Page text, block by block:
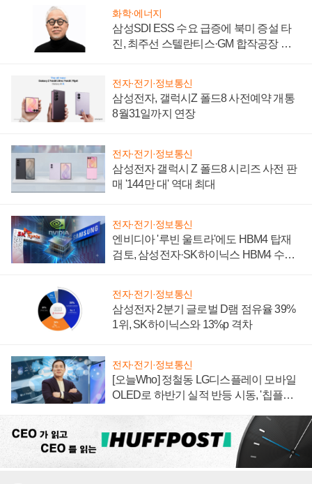
화학·에너지
삼성SDI ESS 수요 급증에 북미 증설 타
진, 최주선 스텔란티스·GM 합작공장 건
전자·전기·정보통신
삼성전자, 갤럭시Z 폴드8 사전예약 개통
8월31일까지 연장
전자·전기·정보통신
삼성전자 갤럭시 Z 폴드8 시리즈 사전 판
매 '144만 대' 역대 최대
전자·전기·정보통신
엔비디아 '루빈 울트라'에도 HBM4 탑재
검토, 삼성전자·SK하이닉스 HBM4 수율
전자·전기·정보통신
삼성전자 2분기 글로벌 D램 점유율 39%
1위, SK하이닉스와 13%p 격차
전자·전기·정보통신
[오늘Who] 정철동 LG디스플레이 모바일
OLED로 하반기 실적 반등 시동, '칩플레